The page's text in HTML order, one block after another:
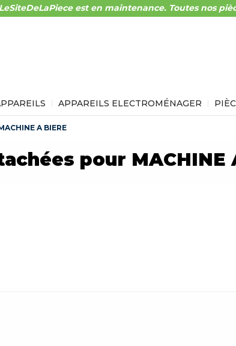
LeSiteDeLaPiece est en maintenance. Toutes nos
APPAREILS ELECTROMÉNAGER
A BIERE
pour MACHINE